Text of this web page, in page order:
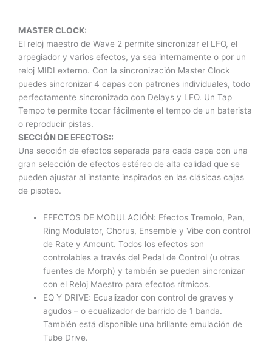
MASTER CLOCK:
El reloj maestro de Wave 2 permite sincronizar el LFO, el
arpegiador y varios efectos, ya sea internamente o por un
reloj MIDI externo. Con la sincronización Master Clock
puedes sincronizar 4 capas con patrones individuales, todo
perfectamente sincronizado con Delays y LFO. Un Tap
Tempo te permite tocar fácilmente el tempo de un baterista
o reproducir pistas.
SECCIÓN DE EFECTOS::
Una sección de efectos separada para cada capa con una
gran selección de efectos estéreo de alta calidad que se
pueden ajustar al instante inspirados en las clásicas cajas
de pisoteo.
EFECTOS DE MODULACIÓN: Efectos Tremolo, Pan,
Ring Modulator, Chorus, Ensemble y Vibe con control
de Rate y Amount. Todos los efectos son
controlables a través del Pedal de Control (u otras
fuentes de Morph) y también se pueden sincronizar
con el Reloj Maestro para efectos rítmicos.
EQ Y DRIVE: Ecualizador con control de graves y
agudos – o ecualizador de barrido de 1 banda.
También está disponible una brillante emulación de
Tube Drive.